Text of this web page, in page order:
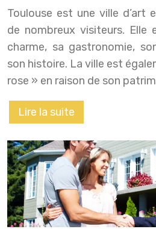
Toulouse est une ville d’art
de nombreux visiteurs. Elle
charme, sa gastronomie,
son histoire. La ville est
rose » en raison de son
Lire la suite